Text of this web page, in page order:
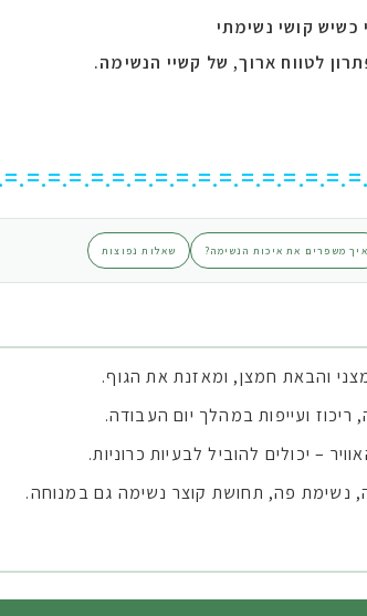
קושי נשימתי
איך משפרים את איכות הנשימה? שאלות נפוצות
והבאת חמצן, ומאזנת את הגוף.
ועייפות במהלך יום העבודה.
– יכולים להוביל לבעיות כרוניות.
נשימת פה, תחושת קוצר נשימה גם במנוחה.